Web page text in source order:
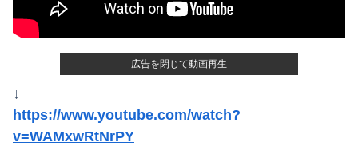
Powered by livedoor 相互RSS
↓
https://www.youtube.com/watch?
v=WAMxwRtNrPY
広告を閉じて動画再生